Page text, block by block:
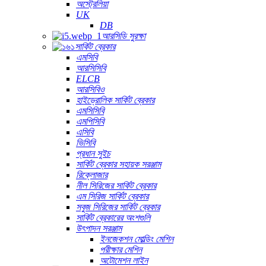
অস্ট্রেলিয়া
UK
DB
আরসিডি সুরক্ষা
সার্কিট ব্রেকার
এমসিবি
আরসিসিবি
ELCB
আরসিবিও
হাইড্রোলিক সার্কিট ব্রেকার
এমসিসিবি
এমপিসিবি
এসিবি
ভিসিবি
প্রধান সুইচ
সার্কিট ব্রেকার সহায়ক সরঞ্জাম
রিক্লোজার
নীল সিরিজের সার্কিট ব্রেকার
এম সিরিজ সার্কিট ব্রেকার
সবুজ সিরিজের সার্কিট ব্রেকার
সার্কিট ব্রেকারের অংশগুলি
উৎপাদন সরঞ্জাম
ইনজেকশন মোল্ডিং মেশিন
পরীক্ষার মেশিন
অটোমেশন লাইন